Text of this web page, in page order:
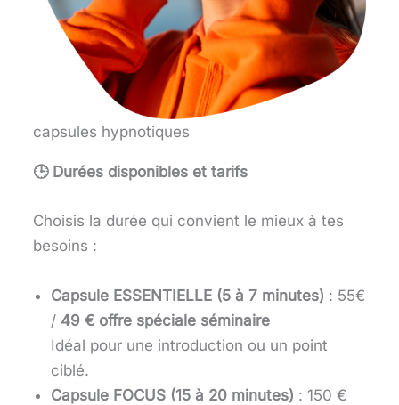
capsules hypnotiques
🕒 Durées disponibles et tarifs
Choisis la durée qui convient le mieux à tes
besoins :
Capsule ESSENTIELLE (5 à 7 minutes) : 55€
/ 49 € offre spéciale séminaire
Idéal pour une introduction ou un point
ciblé.
Capsule FOCUS (15 à 20 minutes) : 150 €